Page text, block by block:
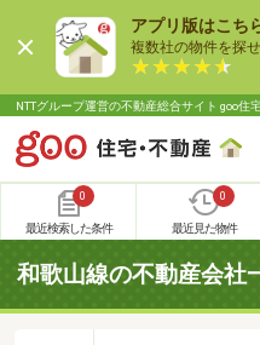
アプリ版はこち
複数社の物件を探せ
NTTグループ運営の不動産総合サイト goo住
0
最近検索した条件
0
最近見た物件
和歌山線の不動産会社